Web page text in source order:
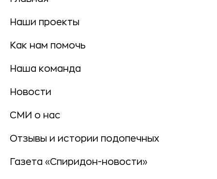
Наши проекты
Как нам помочь
Наша команда
Новости
СМИ о нас
Отзывы и истории подопечных
Газета «Спиридон-новости»